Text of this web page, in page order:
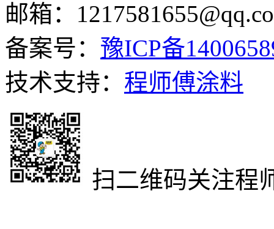
邮箱：
备案号： 豫ICP备
技术支持： 程师傅涂料
扫二维码关注程